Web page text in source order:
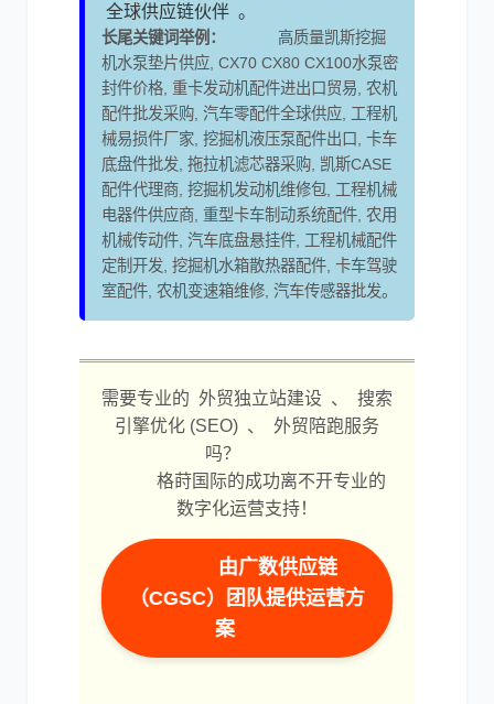
全球供应链伙伴 。
长尾关键词举例：
高质量凯斯挖掘
机水泵垫片供应, CX70 CX80 CX100水泵密
封件价格, 重卡发动机配件进出口贸易, 农机
配件批发采购, 汽车零配件全球供应, 工程机
械易损件厂家, 挖掘机液压泵配件出口, 卡车
底盘件批发, 拖拉机滤芯器采购, 凯斯CASE
配件代理商, 挖掘机发动机维修包, 工程机械
电器件供应商, 重型卡车制动系统配件, 农用
机械传动件, 汽车底盘悬挂件, 工程机械配件
定制开发, 挖掘机水箱散热器配件, 卡车驾驶
室配件, 农机变速箱维修, 汽车传感器批发。
需要专业的 外贸独立站建设 、 搜索
引擎优化 (SEO) 、 外贸陪跑服务
吗？
格莳国际的成功离不开专业的
数字化运营支持！
由广数供应链
（CGSC）团队提供运营方
案